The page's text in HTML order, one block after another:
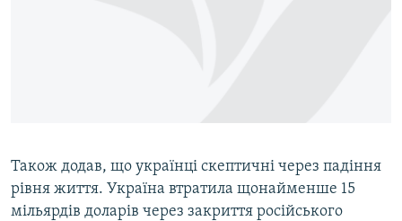
Також додав, що українці скептичні через падіння
рівня життя. Україна втратила щонайменше 15
мільярдів доларів через закриття російського